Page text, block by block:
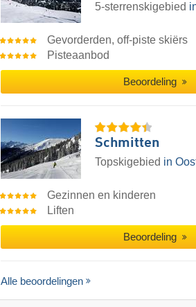
5-sterrenskigebied
Gevorderden, off-piste skiërs
Pisteaanbod
Beoordeling
Schmitten
Topskigebied in
Gezinnen en kinderen
Liften
Beoordeling
Alle beoordelingen